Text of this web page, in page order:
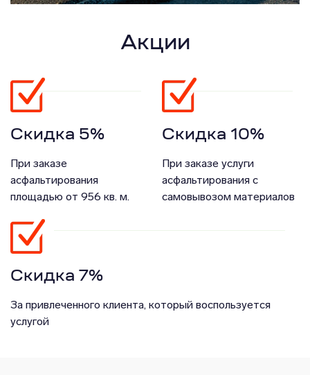
Акции
Скидка 5%
При заказе
асфальтирования
площадью от 956 кв. м.
Скидка 10%
При заказе услуги
асфальтирования с
самовывозом материалов
Скидка 7%
За привлеченного клиента, который воспользуется
услугой